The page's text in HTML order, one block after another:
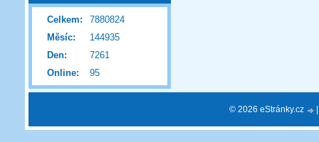
Online: 95
Celkem:
7880824
Měsíc:
144935
Den:
7261
© 2026 eStránky.cz